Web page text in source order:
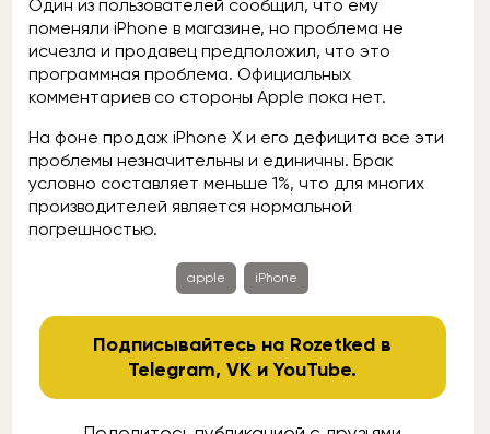
Один из пользователей сообщил, что ему
поменяли iPhone в магазине, но проблема не
исчезла и продавец предположил, что это
программная проблема. Официальных
комментариев со стороны Apple пока нет.
На фоне продаж iPhone X и его дефицита все эти
проблемы незначительны и единичны. Брак
условно составляет меньше 1%, что для многих
производителей является нормальной
погрешностью.
apple iPhone
Подписывайтесь на Rozetked в
Telegram,VK иYouTube.